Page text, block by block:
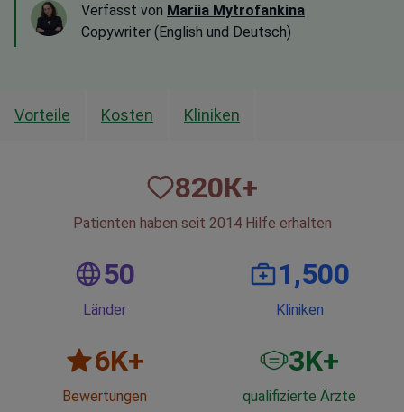
Verfasst von Mariia Mytrofankina
Copywriter (English und Deutsch)
Vorteile Kosten Kliniken
820К+
Patienten haben seit 2014 Hilfe erhalten
50
Länder
1,500
Kliniken
6K+
Bewertungen
3K+
qualifizierte Ärzte